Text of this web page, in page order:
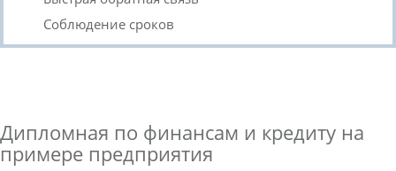
Соблюдение сроков
Дипломная по финансам и кредиту на
примере предприятия